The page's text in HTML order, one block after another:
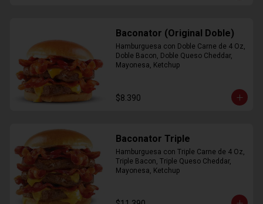
Baconator (Original Doble)
Hamburguesa con Doble Carne de 4 Oz,
Doble Bacon, Doble Queso Cheddar,
Mayonesa, Ketchup
$8.390
Baconator Triple
Hamburguesa con Triple Carne de 4 Oz,
Triple Bacon, Triple Queso Cheddar,
Mayonesa, Ketchup